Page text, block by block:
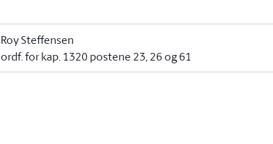
Roy Steffensen
ordf. for kap. 1320 postene 23, 26 og 61